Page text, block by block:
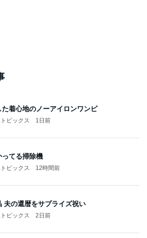
た着心地のノーアイロンワンピ
ピックス 1日前
ってる掃除機
ピックス 12時間前
夫の還暦をサプライズ祝い
ピックス 2日前